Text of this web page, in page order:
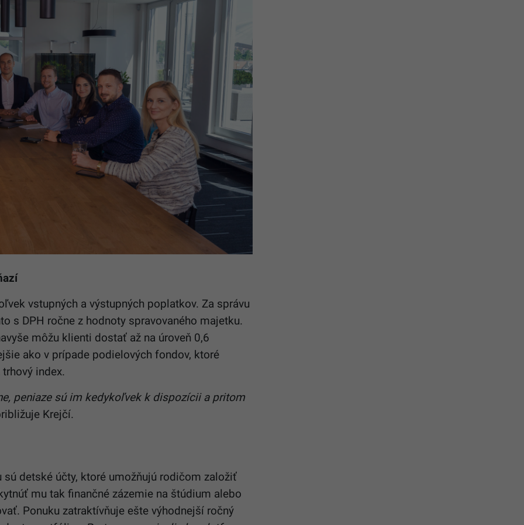
vstupných a výstupných poplatkov. Za správu
s DPH ročne z hodnoty spravovaného majetku.
môžu klienti dostať až na úroveň 0,6
ako v prípade podielových fondov, ktoré
index.
peniaze sú im kedykoľvek k dispozícii a pritom
Krejčí.
detské účty, ktoré umožňujú rodičom založiť
mu tak finančné zázemie na štúdium alebo
Ponuku zatraktívňuje ešte výhodnejší ročný